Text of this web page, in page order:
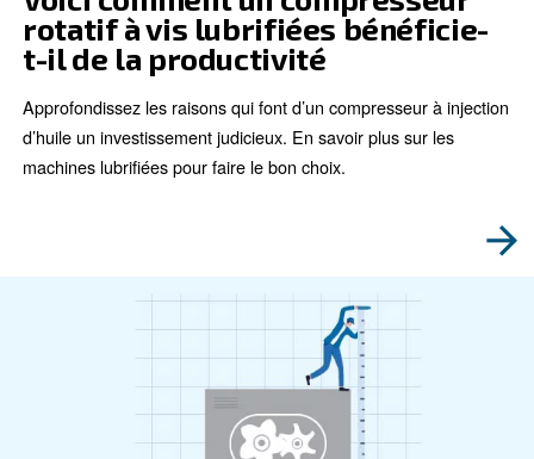
Réduisez vos coûts grâce à
nouveau compresseur
Si vous cherchez à rendre votre entreprise plus
plus écoénergétique, investir dans un nouveau